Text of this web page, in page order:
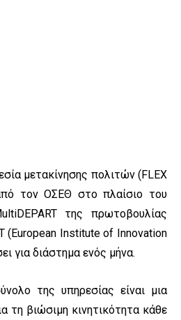
μετακίνησης πολιτών (FLEX
τον ΟΣΕΘ στο πλαίσιο του
της πρωτοβουλίας
(European Institute of Innovation
για διάστημα ενός μήνα.
της υπηρεσίας είναι μια
τη βιώσιμη κινητικότητα κάθε